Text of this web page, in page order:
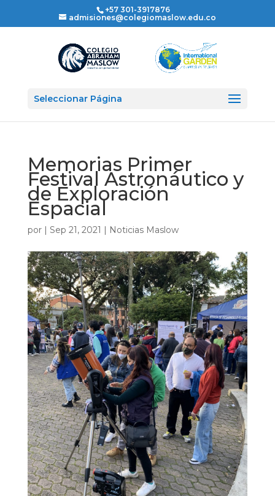
+57 301-3917876
admisiones@colegiomaslow.edu.co
Seleccionar Página
Memorias Primer
Festival Astronáutico y
de Exploración
Espacial
por | Sep 21, 2021 | Noticias Maslow